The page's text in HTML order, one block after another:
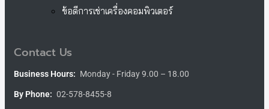
ข้อดีการเช่าเครื่องคอมพิวเตอร์
Contact Us
Business Hours: Monday - Friday 9.00 – 18.00
By Phone: 02-578-8455-8